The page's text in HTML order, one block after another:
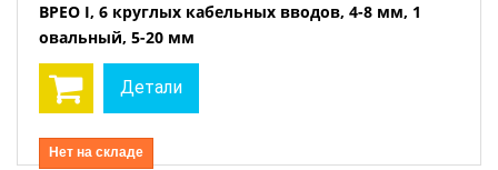
BPEO I, 6 круглых кабельных вводов, 4-8 мм, 1
овальный, 5-20 мм
Детали
Нет на складе